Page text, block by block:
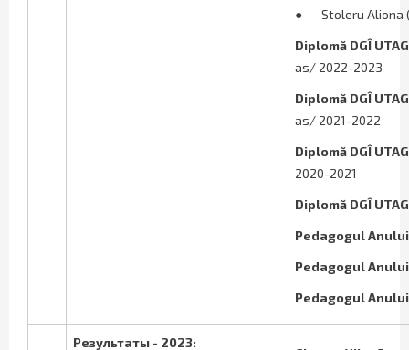
● Stoleru Aliona
Diplomă DGÎ
as/ 2022-2023
Diplomă DGÎ
as/ 2021-2022
Diplomă DGÎ
2020-2021
Diplomă DGÎ
Pedagogul
Pedagogul
Pedagogul
Результаты - 2023: